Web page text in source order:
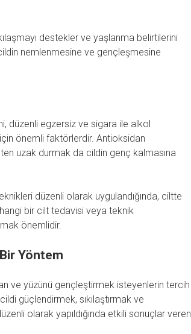
destekler ve yaşlanma belirtilerini
nemlenmesine ve gençleşmesine
düzenli egzersiz ve sigara ile alkol
önemli faktörlerdir. Antioksidan
uzak durmak da cildin genç kalmasına
düzenli olarak uygulandığında, ciltte
bir cilt tedavisi veya teknik
önemlidir.
Yöntem
ve yüzünü gençleştirmek isteyenlerin tercih
güçlendirmek, sıkılaştırmak ve
olarak yapıldığında etkili sonuçlar veren